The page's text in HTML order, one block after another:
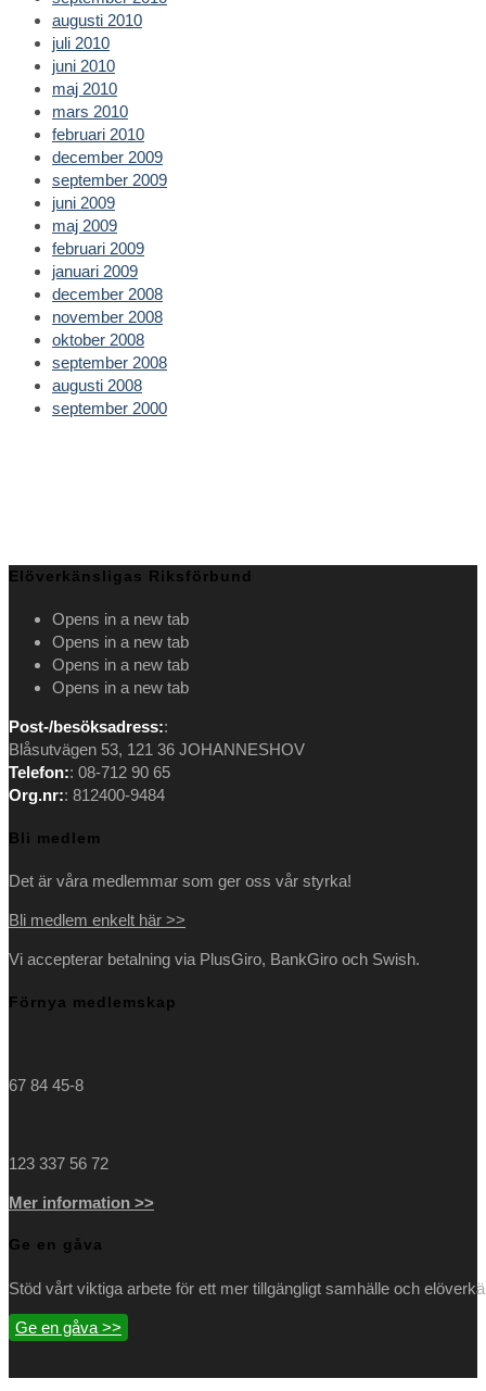
augusti 2010
juli 2010
juni 2010
maj 2010
mars 2010
februari 2010
december 2009
september 2009
juni 2009
maj 2009
februari 2009
januari 2009
december 2008
november 2008
oktober 2008
september 2008
augusti 2008
september 2000
Elöverkänsligas Riksförbund
Opens in a new tab
Opens in a new tab
Opens in a new tab
Opens in a new tab
Post-/besöksadress::
Blåsutvägen 53, 121 36 JOHANNESHOV
Telefon:: 08-712 90 65
Org.nr:: 812400-9484
Bli medlem
Det är våra medlemmar som ger oss vår styrka!
Bli medlem enkelt här >>
Vi accepterar betalning via PlusGiro, BankGiro och Swish.
Förnya medlemskap
67 84 45-8
123 337 56 72
Mer information >>
Ge en gåva
Stöd vårt viktiga arbete för ett mer tillgängligt samhälle och
Ge en gåva >>